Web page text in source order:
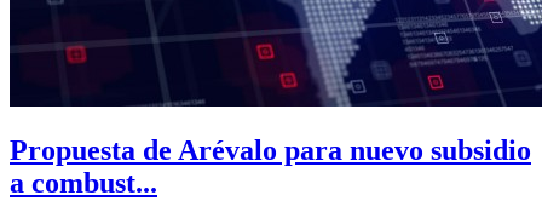
Propuesta de Arévalo para nuevo subsidio
a combust...